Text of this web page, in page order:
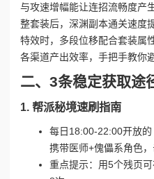
与攻速增幅能让连招流畅度产
整套装后，深渊副本通关速度
特效时，多段位移配合套装属
各渠道产出效率，手把手教你
二、3条稳定获取途
1. 帮派秘境速刷指南
每日18:00-22:00开放
携带医师+傀儡系角色
重点提示：用5个残页